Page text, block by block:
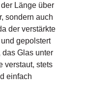
Länge über
sondern auch
der verstärkte
gepolstert
Glas unter
verstaut, stets
einfach